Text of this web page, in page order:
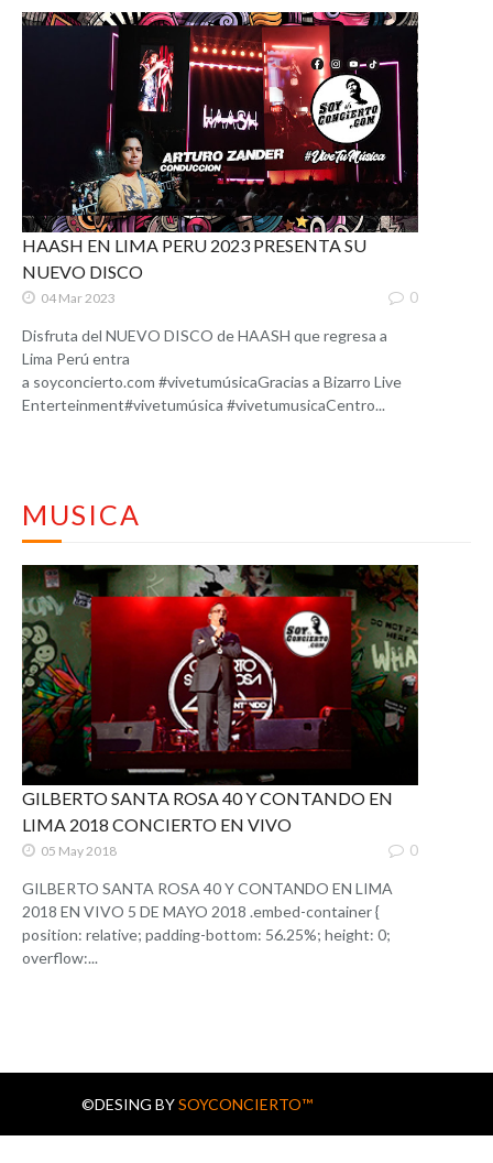
HAASH EN LIMA PERU 2023 PRESENTA SU
NUEVO DISCO
04 Mar 2023 0
Disfruta del NUEVO DISCO de HAASH que regresa a
Lima Perú entra
a soyconcierto.com #vivetumúsicaGracias a Bizarro Live
Enterteinment#vivetumúsica #vivetumusicaCentro...
MUSICA
GILBERTO SANTA ROSA 40 Y CONTANDO EN
LIMA 2018 CONCIERTO EN VIVO
05 May 2018 0
GILBERTO SANTA ROSA 40 Y CONTANDO EN LIMA
2018 EN VIVO 5 DE MAYO 2018 .embed-container {
position: relative; padding-bottom: 56.25%; height: 0;
overflow:...
©DESING BYSOYCONCIERTO™